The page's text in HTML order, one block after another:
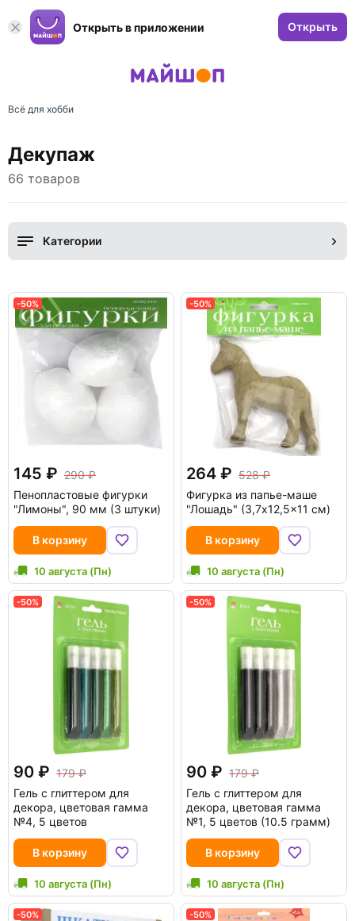
Открыть в приложении Открыть
Всё для хобби
Декупаж
66 товаров
Категории
-50%
145
290
Пенопластовые фигурки
"Лимоны", 90 мм (3 штуки)
В корзину
10 августа (Пн)
-50%
264
528
Фигурка из папье-маше
"Лошадь" (3,7x12,5x11 см)
В корзину
10 августа (Пн)
-50%
90
179
Гель с глиттером для
декора, цветовая гамма
№4, 5 цветов
В корзину
10 августа (Пн)
-50%
90
179
Гель с глиттером для
декора, цветовая гамма
№1, 5 цветов (10.5 грамм)
В корзину
10 августа (Пн)
-50% -50%